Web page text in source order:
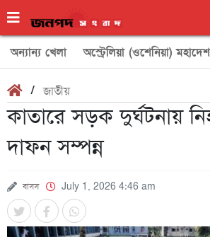
অন্যান্য খেলা অস্ট্রেলিয়া (ওশেনিয়া) মহাদেশ
/জাতীয়
কাতারে সড়ক দুর্ঘটনায়
দাফন সম্পন্ন
বাসস July 1, 2026 4:46 am